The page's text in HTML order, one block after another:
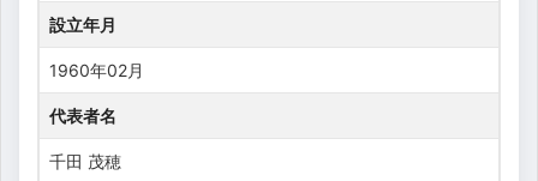
設立年月
1960年02月
代表者名
千田 茂穂